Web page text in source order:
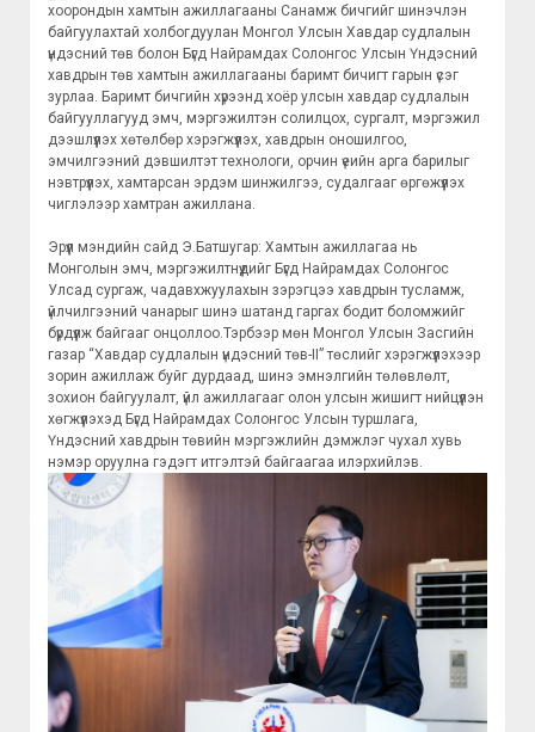
хоорондын хамтын ажиллагааны Санамж бичгийг шинэчлэн
байгуулахтай холбогдуулан Монгол Улсын Хавдар судлалын
үндэсний төв болон Бүгд Найрамдах Солонгос Улсын Үндэсний
хавдрын төв хамтын ажиллагааны баримт бичигт гарын үсэг
зурлаа. Баримт бичгийн хүрээнд хоёр улсын хавдар судлалын
байгууллагууд эмч, мэргэжилтэн солилцох, сургалт, мэргэжил
дээшлүүлэх хөтөлбөр хэрэгжүүлэх, хавдрын оношилгоо,
эмчилгээний дэвшилтэт технологи, орчин үеийн арга барилыг
нэвтрүүлэх, хамтарсан эрдэм шинжилгээ, судалгааг өргөжүүлэх
чиглэлээр хамтран ажиллана.
Эрүүл мэндийн сайд Э.Батшугар: Хамтын ажиллагаа нь
Монголын эмч, мэргэжилтнүүдийг Бүгд Найрамдах Солонгос
Улсад сургаж, чадавхжуулахын зэрэгцээ хавдрын тусламж,
үйлчилгээний чанарыг шинэ шатанд гаргах бодит боломжийг
бүрдүүлж байгааг онцоллоо.Тэрбээр мөн Монгол Улсын Засгийн
газар “Хавдар судлалын үндэсний төв-II” төслийг хэрэгжүүлэхээр
зорин ажиллаж буйг дурдаад, шинэ эмнэлгийн төлөвлөлт,
зохион байгуулалт, үйл ажиллагааг олон улсын жишигт нийцүүлэн
хөгжүүлэхэд Бүгд Найрамдах Солонгос Улсын туршлага,
Үндэсний хавдрын төвийн мэргэжлийн дэмжлэг чухал хувь
нэмэр оруулна гэдэгт итгэлтэй байгаагаа илэрхийлэв.